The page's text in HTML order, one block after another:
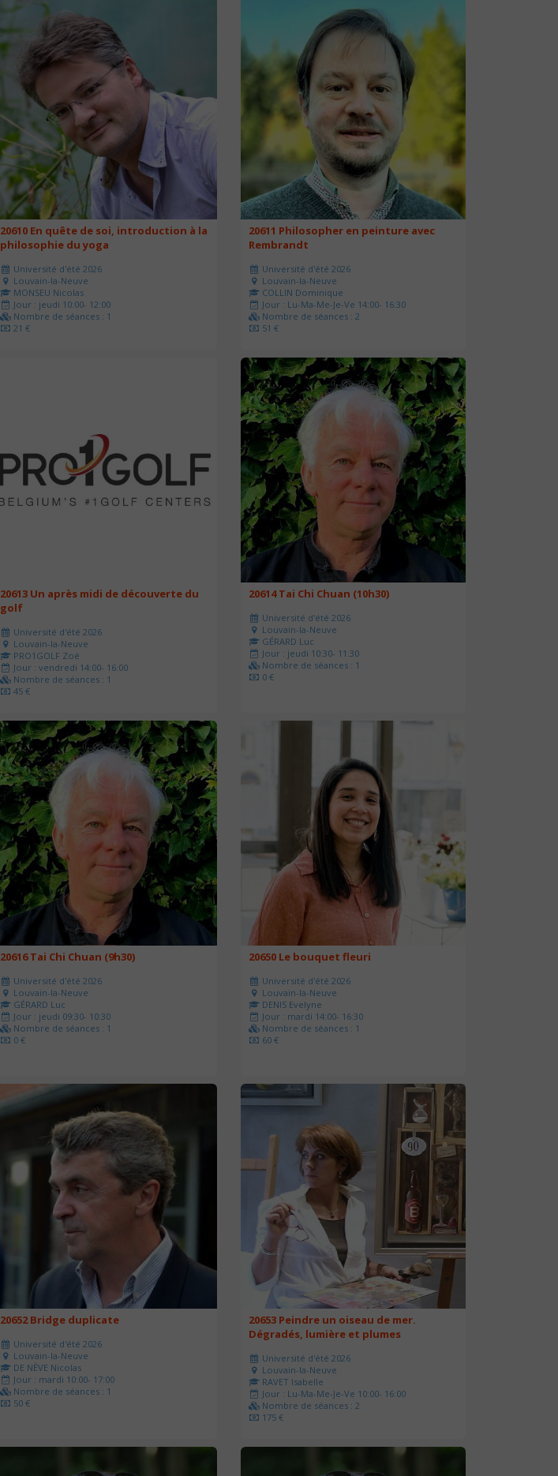
20610 En quête de soi, introduction à la
philosophie du yoga
Université d'été 2026
Louvain-la-Neuve
MONSEU Nicolas
Jour : jeudi 10:00- 12:00
Nombre de séances : 1
21 €
20611 Philosopher en peinture avec
Rembrandt
Université d'été 2026
Louvain-la-Neuve
COLLIN Dominique
Jour : Lu-Ma-Me-Je-Ve 14:00- 16:30
Nombre de séances : 2
51 €
20613 Un après midi de découverte du
golf
Université d'été 2026
Louvain-la-Neuve
PRO1GOLF Zoé
Jour : vendredi 14:00- 16:00
Nombre de séances : 1
45 €
20614 Tai Chi Chuan (10h30)
Université d'été 2026
Louvain-la-Neuve
GÉRARD Luc
Jour : jeudi 10:30- 11:30
Nombre de séances : 1
0 €
20616 Tai Chi Chuan (9h30)
Université d'été 2026
Louvain-la-Neuve
GÉRARD Luc
Jour : jeudi 09:30- 10:30
Nombre de séances : 1
0 €
20650 Le bouquet fleuri
Université d'été 2026
Louvain-la-Neuve
DENIS Evelyne
Jour : mardi 14:00- 16:30
Nombre de séances : 1
60 €
20652 Bridge duplicate
Université d'été 2026
Louvain-la-Neuve
DE NÈVE Nicolas
Jour : mardi 10:00- 17:00
Nombre de séances : 1
50 €
20653 Peindre un oiseau de mer.
Dégradés, lumière et plumes
Université d'été 2026
Louvain-la-Neuve
RAVET Isabelle
Jour : Lu-Ma-Me-Je-Ve 10:00- 16:00
Nombre de séances : 2
175 €